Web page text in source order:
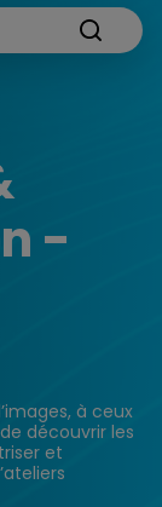
-
à ceux
découvrir les
et